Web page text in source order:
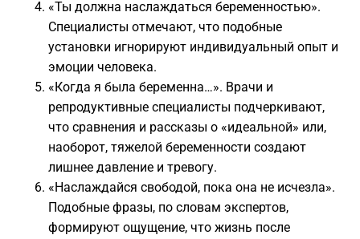
«Ты должна наслаждаться беременностью».
Специалисты отмечают, что подобные
установки игнорируют индивидуальный опыт и
эмоции человека.
«Когда я была беременна…». Врачи и
репродуктивные специалисты подчеркивают,
что сравнения и рассказы о «идеальной» или,
наоборот, тяжелой беременности создают
лишнее давление и тревогу.
«Наслаждайся свободой, пока она не исчезла».
Подобные фразы, по словам экспертов,
формируют ощущение, что жизнь после